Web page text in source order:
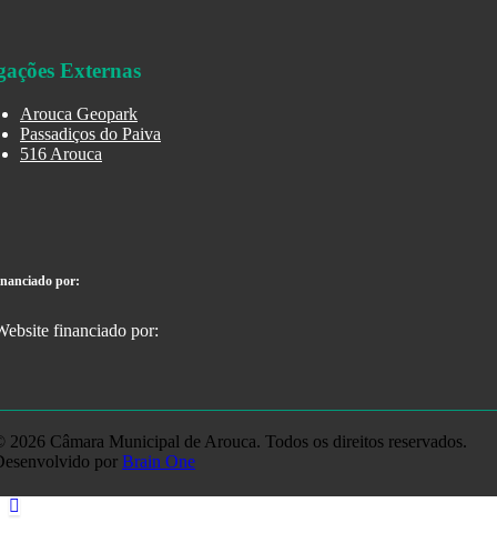
Externas
Arouca Geopark
Passadiços do Paiva
516 Arouca
por:
2026 Câmara Municipal de Arouca. Todos os direitos reservados.
por Brain One